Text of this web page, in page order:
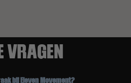
VRAGEN
bij Eleven Movement?